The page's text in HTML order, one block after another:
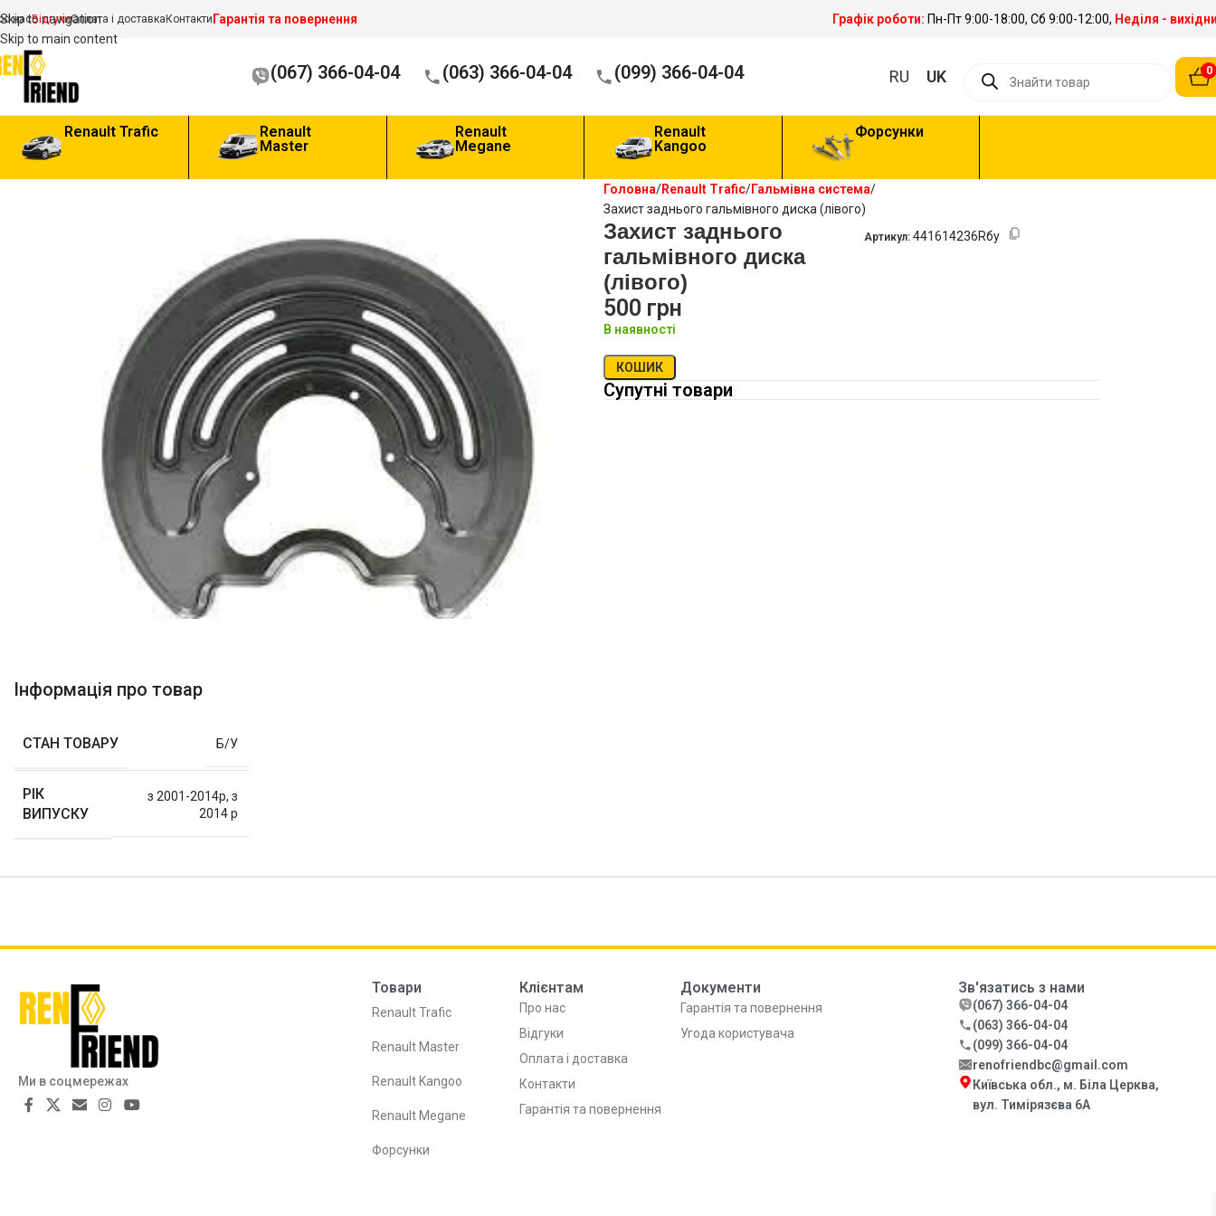
Skip to navigation
Skip to main content
насВідгукиОплата і доставка КонтактиГарантія та повернення Графік роботи: Пн-Пт 9:00-18:00, Сб 9:00-12:00, Неділя -
(067) 366-04-04 (063) 366-04-04 (099) 366-04-04 RU UK 0
Renault Trafic
Renault
Master
Renault
Megane
Renault
Kangoo
Форсунки
Інформація про товар
СТАН ТОВАРУ Б/У
РІК
ВИПУСКУ
з 2001-2014р, з
2014 р
Головна Renault Trafic Гальмівна система
Захист заднього гальмівного диска (лівого)
Захист заднього
гальмівного диска
(лівого)
Артикул: 441614236Rбу
500 грн
В наявності
КОШИК
Супутні товари
Ми в соцмережах
Товари
Renault Trafic
Renault Master
Renault Kangoo
Renault Megane
Форсунки
Клієнтам
Про нас
Відгуки
Оплата і доставка
Контакти
Гарантія та повернення
Документи
Гарантія та повернення
Угода користувача
Зв'язатись з нами
(067) 366-04-04
(063) 366-04-04
(099) 366-04-04
renofriendbc@gmail.com
Київська обл., м. Біла Церква,
вул. Тимірязєва 6А